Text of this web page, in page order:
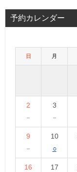
予約カレンダー
日 月
2
－
3
－
9
－
10
○
16
17